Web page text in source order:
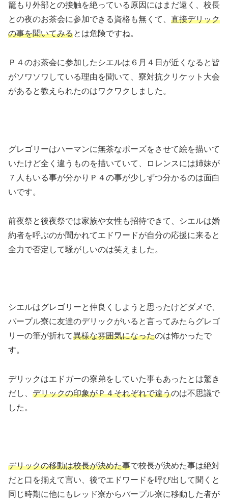
籠もり外部との接触を絶っている原因にはまだ遠く、校長
との夜のお茶会に参加できる資格も無くて、 直接デリック
の事を聞いてみるとは危険ですね。
Ｐ４のお茶会に参加したシエルは６月４日が近くなると皆
がソワソワしている理由を聞いて、寮対抗クリケット大会
があると教えられたのはワクワクしました。
グレゴリーはハーマンに無茶なポーズをさせて絵を描いて
いたけど全く違うものを描いていて、ロレンスには姉妹が
７人もいる事が分かりＰ４の事が少しずつ分かるのは面白
いです。
前夜祭と後夜祭では家族や女性も招待できて、シエルは婚
約者を呼ぶのか聞かれてエドワードが自分の応援に来ると
全力で否定して騒がしいのは笑えました。
シエルはグレゴリーと仲良くしようと思ったけどダメで、
パープル寮に友達のデリックがいると言ってみたらグレゴ
リーの筆が折れて異様な雰囲気になったのは怖かったで
す。
デリックはエドガーの寮弟をしていた事もあったとは驚き
だし、 デリックの印象がＰ４それぞれで違うのは不思議で
した。
デリックの移動は校長が決めた事で校長が決めた事は絶対
だと口を揃えて言い、後でエドワードを呼び出して聞くと
同じ時期に他にもレッド寮からパープル寮に移動した者が